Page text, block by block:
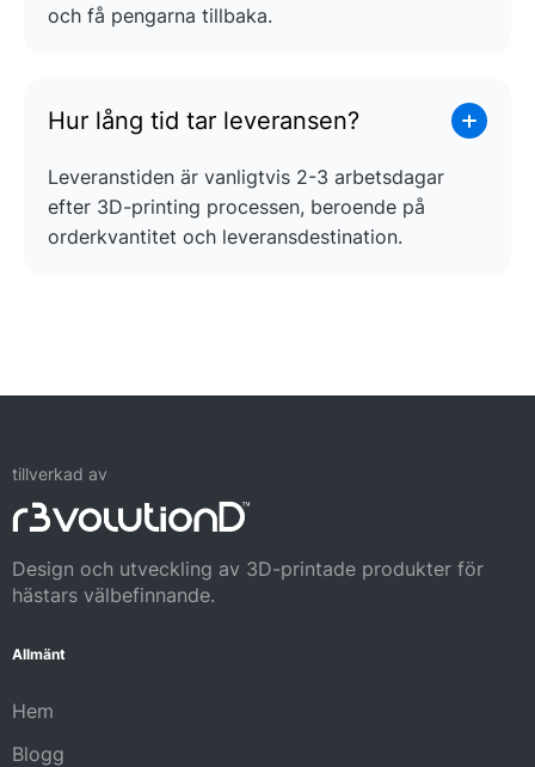
och få pengarna tillbaka.
Hur lång tid tar leveransen?
Leveranstiden är vanligtvis 2-3 arbetsdagar
efter 3D-printing processen, beroende på
orderkvantitet och leveransdestination.
tillverkad av
Design och utveckling av 3D-printade produkter för
hästars välbefinnande.
Allmänt
Hem
Blogg